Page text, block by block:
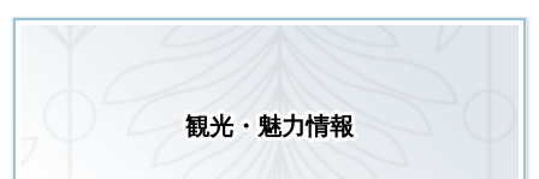
観光・魅力情報